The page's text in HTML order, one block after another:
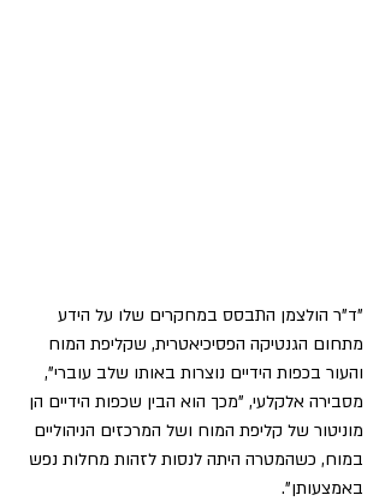
"ד"ר הולצמן התבסס במחקרים שלו על הידע
מתחום הגנטיקה הפסיכיאטרית, שקליפת המוח
והעור בכפות הידיים נוצרות באותו שלב עוברי",
מסבירה אלקלעי, "מכך הוא הבין שכפות הידיים הן
מוניטור של קליפת המוח ושל המרכזים הניהוליים
במוח, כשהמטרה היתה לנסות לזהות מחלות נפש
באמצעותן".